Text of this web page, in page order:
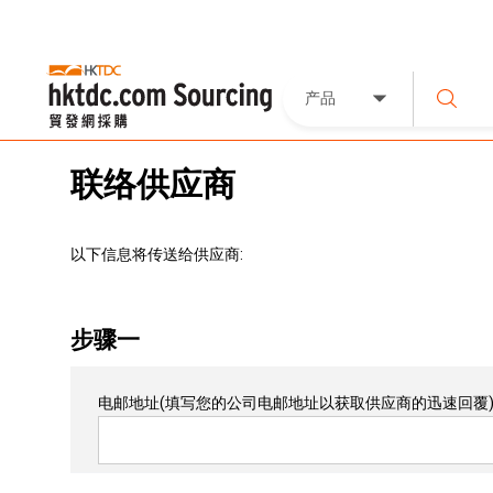
产品
联络供应商
以下信息将传送给供应商:
步骤一
电邮地址(填写您的公司电邮地址以获取供应商的迅速回覆)